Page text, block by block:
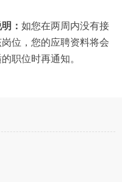
明：如您在两周内没有接
位，您的应聘资料将会
职位时再通知。